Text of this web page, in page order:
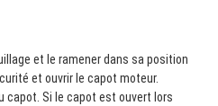
et le ramener dans sa position
et ouvrir le capot moteur.
capot. Si le capot est ouvert lors